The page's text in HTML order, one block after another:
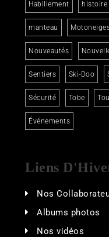
Habillement histoire
manteau
Nouveautés
Sentiers Ski-Doo
Sécurité Tobe
Événements
Liens
Nos
Albums photos
Nos vidéos